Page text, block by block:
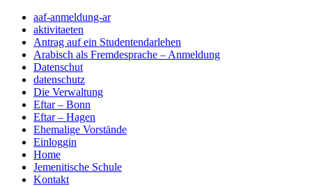
aaf-anmeldung-ar
aktivitaeten
Antrag auf ein Studentendarlehen
Arabisch als Fremdesprache – Anmeldung
Datenschut
datenschutz
Die Verwaltung
Eftar – Bonn
Eftar – Hagen
Ehemalige Vorstände
Einloggin
Home
Jemenitische Schule
Kontakt